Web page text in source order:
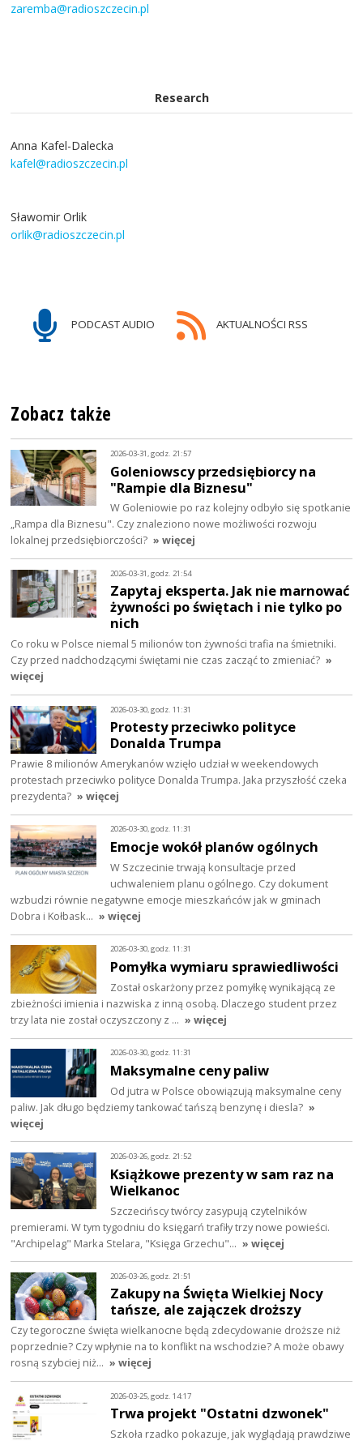
zaremba@radioszczecin.pl
Research
Anna Kafel-Dalecka
kafel@radioszczecin.pl
Sławomir Orlik
orlik@radioszczecin.pl
PODCAST AUDIO AKTUALNOŚCI RSS
Zobacz także
2026-03-31, godz. 21:57
Goleniowscy przedsiębiorcy na
"Rampie dla Biznesu"
W Goleniowie po raz kolejny odbyło się spotkanie
„Rampa dla Biznesu". Czy znaleziono nowe możliwości rozwoju
lokalnej przedsiębiorczości? » więcej
2026-03-31, godz. 21:54
Zapytaj eksperta. Jak nie marnować
żywności po świętach i nie tylko po
nich
Co roku w Polsce niemal 5 milionów ton żywności trafia na śmietniki.
Czy przed nadchodzącymi świętami nie czas zacząć to zmieniać? »
więcej
2026-03-30, godz. 11:31
Protesty przeciwko polityce
Donalda Trumpa
Prawie 8 milionów Amerykanów wzięło udział w weekendowych
protestach przeciwko polityce Donalda Trumpa. Jaka przyszłość czeka
prezydenta? » więcej
2026-03-30, godz. 11:31
Emocje wokół planów ogólnych
W Szczecinie trwają konsultacje przed
uchwaleniem planu ogólnego. Czy dokument
wzbudzi równie negatywne emocje mieszkańców jak w gminach
Dobra i Kołbask… » więcej
2026-03-30, godz. 11:31
Pomyłka wymiaru sprawiedliwości
Został oskarżony przez pomyłkę wynikającą ze
zbieżności imienia i nazwiska z inną osobą. Dlaczego student przez
trzy lata nie został oczyszczony z … » więcej
2026-03-30, godz. 11:31
Maksymalne ceny paliw
Od jutra w Polsce obowiązują maksymalne ceny
paliw. Jak długo będziemy tankować tańszą benzynę i diesla? »
więcej
2026-03-26, godz. 21:52
Książkowe prezenty w sam raz na
Wielkanoc
Szczecińscy twórcy zasypują czytelników
premierami. W tym tygodniu do księgarń trafiły trzy nowe powieści.
"Archipelag" Marka Stelara, "Księga Grzechu"… » więcej
2026-03-26, godz. 21:51
Zakupy na Święta Wielkiej Nocy
tańsze, ale zajączek droższy
Czy tegoroczne święta wielkanocne będą zdecydowanie droższe niż
poprzednie? Czy wpłynie na to konflikt na wschodzie? A może obawy
rosną szybciej niż… » więcej
2026-03-25, godz. 14:17
Trwa projekt "Ostatni dzwonek"
Szkoła rzadko pokazuje, jak wyglądają prawdziwe